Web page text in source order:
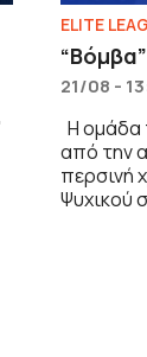
ELITE
21/08 -
Η ομάδα
από την
περσινή
Ψυχικού